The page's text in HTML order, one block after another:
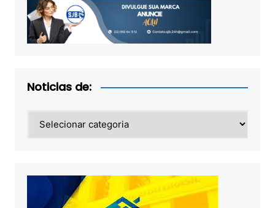
Noticias de:
de: